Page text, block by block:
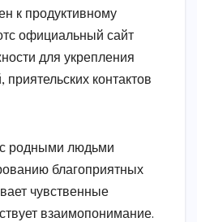
к продуктивному
официальный сайт
для укрепления
контактов
родными людьми
благоприятных
чувственные
взаимопонимание.